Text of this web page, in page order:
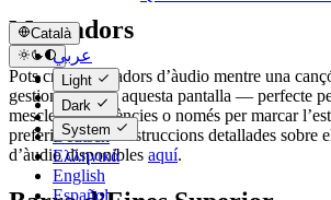
Català
عربي
Català
Čeština
Dansk
Deutsch
Ελληνικά
English
Español
Light
Dark
System
Marcadors
Pots crear marcadors d’àudio mentre una
gestionar-los en aquesta pantalla — perfecte
mescles, conferències o només per marcar
preferida. Hi ha instruccions detallades sobre
d’àudio disponibles aquí.